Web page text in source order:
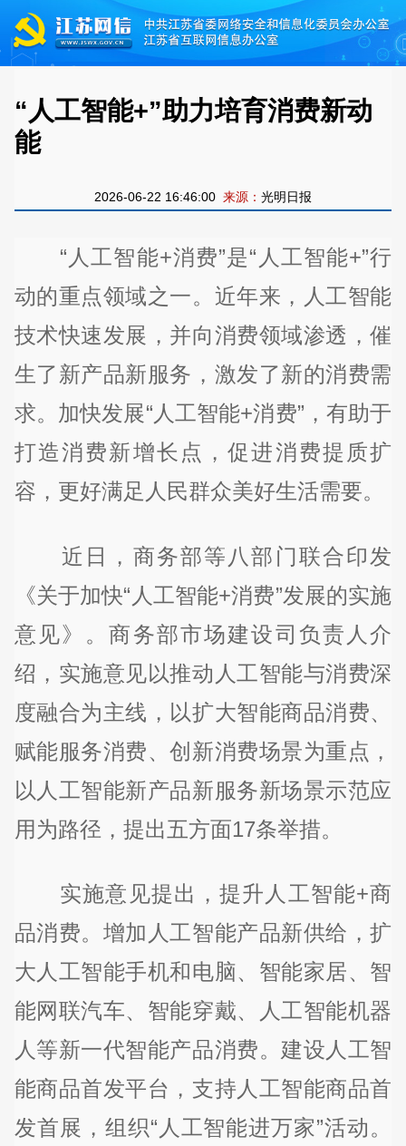
“人工智能+”助力培育消费新动
能
2026-06-22 16:46:00 来源： 光明日报
“人工智能+消费”是“人工智能+”行
动的重点领域之一。近年来，人工智能
技术快速发展，并向消费领域渗透，催
生了新产品新服务，激发了新的消费需
求。加快发展“人工智能+消费”，有助于
打造消费新增长点，促进消费提质扩
容，更好满足人民群众美好生活需要。
近日，商务部等八部门联合印发
《关于加快“人工智能+消费”发展的实施
意见》。商务部市场建设司负责人介
绍，实施意见以推动人工智能与消费深
度融合为主线，以扩大智能商品消费、
赋能服务消费、创新消费场景为重点，
以人工智能新产品新服务新场景示范应
用为路径，提出五方面17条举措。
实施意见提出，提升人工智能+商
品消费。增加人工智能产品新供给，扩
大人工智能手机和电脑、智能家居、智
能网联汽车、智能穿戴、人工智能机器
人等新一代智能产品消费。建设人工智
能商品首发平台，支持人工智能商品首
发首展，组织“人工智能进万家”活动。